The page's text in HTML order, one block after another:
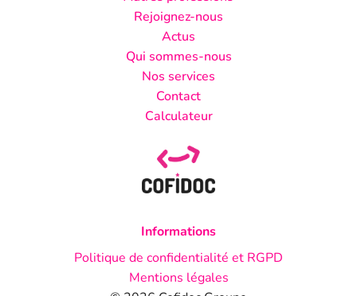
Rejoignez-nous
Actus
Qui sommes-nous
Nos services
Contact
Calculateur
Informations
Politique de confidentialité et RGPD
Mentions légales